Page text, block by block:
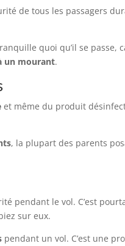
de tous les passagers
quoi qu’il se passe,
un mourant.
et même du produit
, la plupart des parents
pendant le vol. C’est
sur eux.
pendant un vol. C’est une